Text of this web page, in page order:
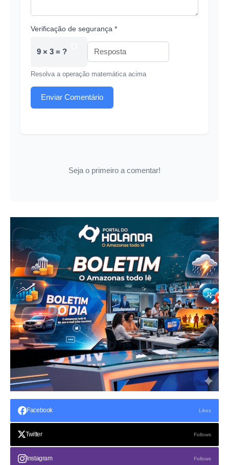
Verificação de segurança *
9 × 3 = ?
Resolva a operação matemática acima
Enviar Comentário
Seja o primeiro a comentar!
Facebook Likes
Twitter Follows
Instagram Follows